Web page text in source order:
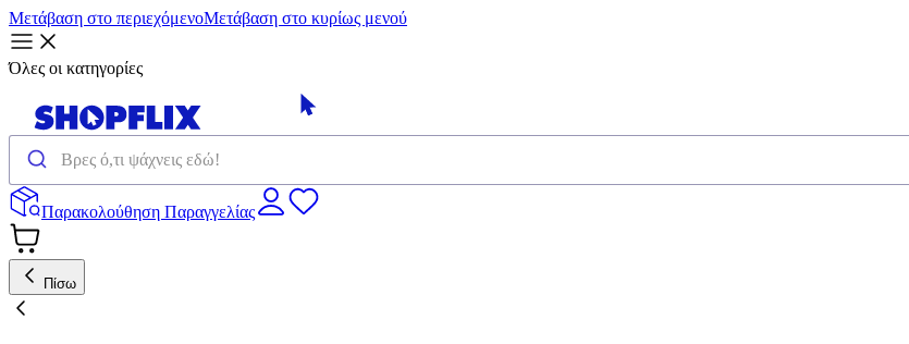
Μετάβαση στο περιεχόμενοΜετάβαση στο κυρίως μενού
Όλες οι κατηγορίες
Παρακολούθηση Παραγγελίας
Πίσω